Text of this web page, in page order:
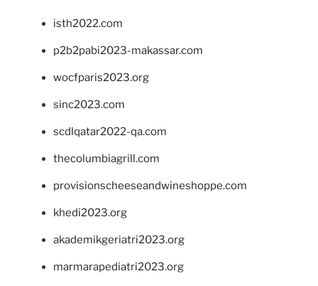
isth2022.com
p2b2pabi2023-makassar.com
wocfparis2023.org
sinc2023.com
scdlqatar2022-qa.com
thecolumbiagrill.com
provisionscheeseandwineshoppe.com
khedi2023.org
akademikgeriatri2023.org
marmarapediatri2023.org